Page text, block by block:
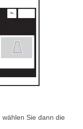
Sie dann die